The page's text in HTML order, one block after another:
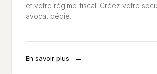
et votre régime fiscal. Créez votre
avocat dédié.
En savoir plus →